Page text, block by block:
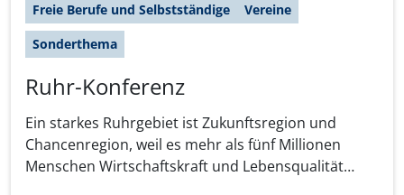
Freie Berufe und Selbstständige
Vereine
Sonderthema
Ruhr-Konferenz
Ein starkes Ruhrgebiet ist Zukunftsregion und
Chancenregion, weil es mehr als fünf Millionen
Menschen Wirtschaftskraft und Lebensqualität